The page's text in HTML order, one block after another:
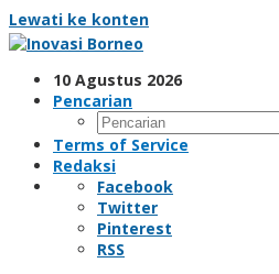
Lewati ke konten
10 Agustus 2026
Pencarian
Terms of Service
Redaksi
Facebook
Twitter
Pinterest
RSS